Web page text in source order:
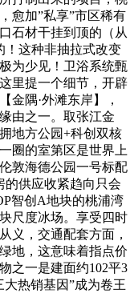
愈加”私享”市区稀有
石材干挂到顶的（从
！这种非抽拉式改变
为少见！卫浴系统甄
里提一个细节，开辟
金隅·外滩东岸】，
由之一。取张江金
地方公园+科创双核
圈的室第区是世界上
敦海德公园一号标配
的供应收紧趋向只会
智创A地块的桃浦湾
尺度冰场。享受四时
义，交通配套方面，
地，这意味着指点价
之一是建面约102平3
热销基因”成为卷王